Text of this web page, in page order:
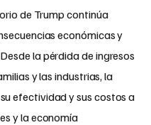
de Trump continúa
económicas y
la pérdida de ingresos
y las industrias, la
efectividad y sus costos a
y la economía